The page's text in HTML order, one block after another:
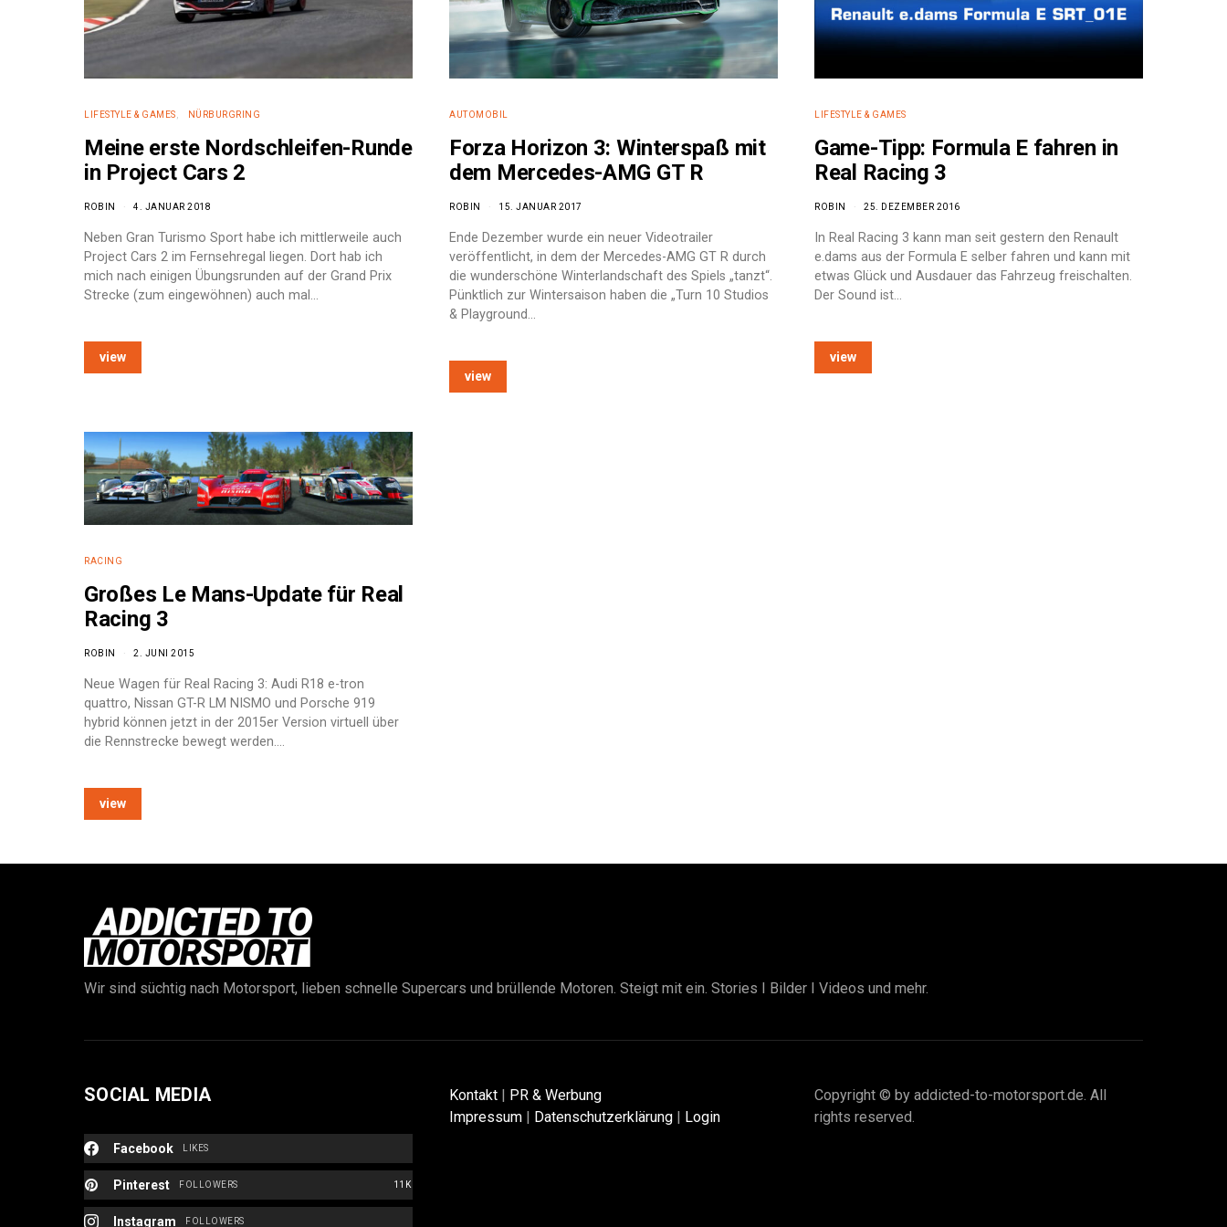
LIFESTYLE & GAMES NÜRBURGRING
Meine erste Nordschleifen-Runde
in Project Cars 2
ROBIN 4. JANUAR 2018
Neben Gran Turismo Sport habe ich mittlerweile auch
Project Cars 2 im Fernsehregal liegen. Dort hab ich
mich nach einigen Übungsrunden auf der Grand Prix
Strecke (zum eingewöhnen) auch mal…
view
RACING
Großes Le Mans-Update für Real
Racing 3
ROBIN 2. JUNI 2015
Neue Wagen für Real Racing 3: Audi R18 e-tron
quattro, Nissan GT-R LM NISMO und Porsche 919
hybrid können jetzt in der 2015er Version virtuell über
die Rennstrecke bewegt werden.…
view
AUTOMOBIL
Forza Horizon 3: Winterspaß mit
dem Mercedes-AMG GT R
ROBIN 15. JANUAR 2017
Ende Dezember wurde ein neuer Videotrailer
veröffentlicht, in dem der Mercedes-AMG GT R durch
die wunderschöne Winterlandschaft des Spiels „tanzt“.
Pünktlich zur Wintersaison haben die „Turn 10 Studios
& Playground…
view
LIFESTYLE & GAMES
Game-Tipp: Formula E fahren in
Real Racing 3
ROBIN 25. DEZEMBER 2016
In Real Racing 3 kann man seit gestern den Renault
e.dams aus der Formula E selber fahren und kann mit
etwas Glück und Ausdauer das Fahrzeug freischalten.
Der Sound ist…
view
Wir sind süchtig nach Motorsport, lieben schnelle Supercars und brüllende Motoren. Steigt mit ein. Stories I Bilder I Videos und mehr.
SOCIAL MEDIA
Facebook LIKES
Pinterest 11K
FOLLOWERS
Instagram FOLLOWERS
Kontakt | PR & Werbung
Impressum | Datenschutzerklärung | Login
Copyright © by addicted-to-motorsport.de. All
rights reserved.